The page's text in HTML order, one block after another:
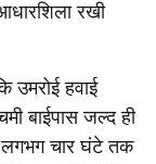
रखी
उमरोई हवाई
बाईपास जल्द ही
लगभग चार घंटे तक